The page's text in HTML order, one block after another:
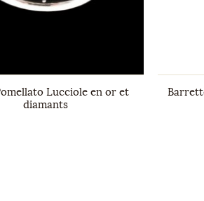
Lucciole en or et
diamants